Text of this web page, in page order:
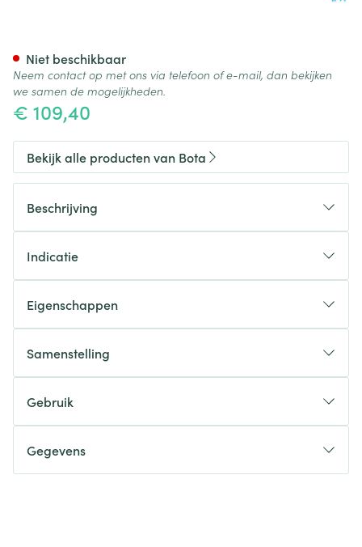
€ 109,40
Niet beschikbaar
Neem contact op met ons via telefoon of e-mail, dan bekijken
we samen de mogelijkheden.
Bekijk alle producten van Bota
Beschrijving
Indicatie
Eigenschappen
Samenstelling
Gebruik
Gegevens